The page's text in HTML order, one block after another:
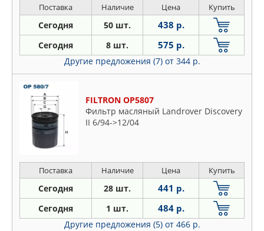
Поставка Наличие Цена Купить
Сегодня 50 шт. 438 р.
Сегодня 8 шт. 575 р.
Другие предложения (7) от 344 р.
FILTRON OP5807
Фильтр масляный Landrover Discovery
II 6/94->12/04
Поставка Наличие Цена Купить
Сегодня 28 шт. 441 р.
Сегодня 1 шт. 484 р.
Другие предложения (5) от 466 р.